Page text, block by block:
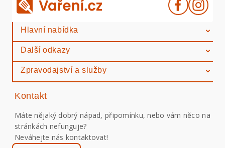
Hlavní nabídka
Další odkazy
Zpravodajství a služby
Kontakt
Máte nějaký dobrý nápad, připomínku, nebo vám něco na
stránkách nefunguje?
Neváhejte nás kontaktovat!